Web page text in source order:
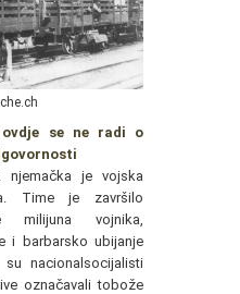
se ne radi o
njemačka je vojska
Time je završilo
milijuna vojnika,
i barbarsko ubijanje
nacionalsocijalisti
označavali tobože